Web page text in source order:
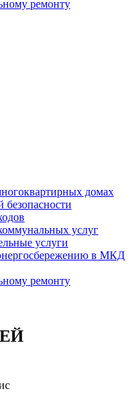
ремонту
домах
услуг
услуги
в МКД
ремонту